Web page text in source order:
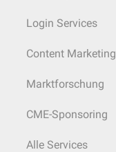
Login Services
Content Marketing
Marktforschung
CME-Sponsoring
Alle Services